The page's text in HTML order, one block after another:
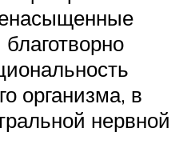
организма, в
нервной